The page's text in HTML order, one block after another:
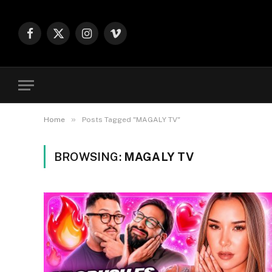
Facebook
X
Instagram
Vimeo
Home » Posts Tagged "MAGALY TV"
BROWSING: MAGALY TV